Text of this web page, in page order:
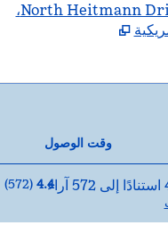
1019 North Heitmann Drive, Lincoln, Illinois, 62656،
وقت الوصول
4.4
(
572
)